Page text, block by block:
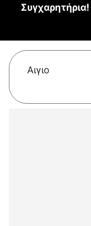
Συγχαρητήρια!
Αιγιο